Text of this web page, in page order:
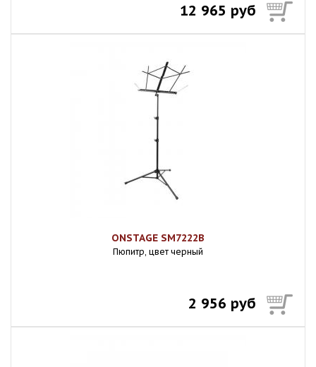
12 965 руб
ONSTAGE SM7222B
Пюпитр, цвет черный
2 956 руб